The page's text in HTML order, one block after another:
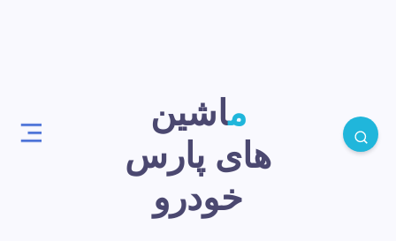
ماشین
های پارس
خودرو